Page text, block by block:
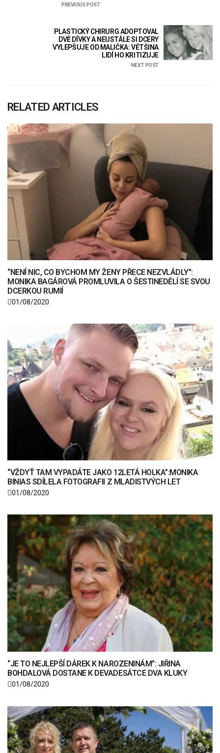
PREVIOUS POST
PLASTICKÝ CHIRURG ADOPTOVAL
DVĚ DÍVKY A NEUSTÁLE SI DCERY
VYLEPŠUJE OD MALIČKA: VĚTŠINA
LIDÍ HO KRITIZUJE
NEXT POST
RELATED ARTICLES
“NENÍ NIC, CO BYCHOM MY ŽENY PŘECE NEZVLÁDLY”:
MONIKA BAGÁROVÁ PROMLUVILA O ŠESTINEDĚLÍ SE SVOU
DCERKOU RUMIÍ
01/08/2020
“VŽDYŤ TAM VYPADÁTE JAKO 12LETÁ HOLKA”:MONIKA
BINIAS SDÍLELA FOTOGRAFII Z MLADISTVÝCH LET
01/08/2020
“JE TO NEJLEPŠÍ DÁREK K NAROZENINÁM”: JIŘINA
BOHDALOVÁ DOSTANE K DEVADESÁTCE DVA KLUKY
01/08/2020